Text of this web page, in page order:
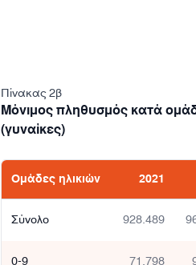
Πίνακας 2β
Μόνιμος πληθυσμός κατά
(γυναίκες)
Ομάδες ηλικιών 2021
Σύνολο 928.489
0-9 71.798